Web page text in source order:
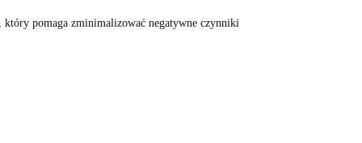
pomaga zminimalizować negatywne czynniki